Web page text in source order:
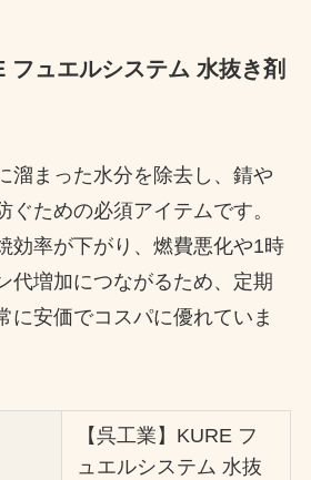
フュエルシステム 水抜き剤
溜まった水分を除去し、錆や
ぐための必須アイテムです。
効率が下がり、燃費悪化や1時
代増加につながるため、定期
に安価でコスパに優れていま
【呉工業】KURE フ
ュエルシステム 水抜